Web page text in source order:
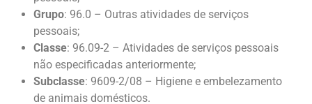
Grupo: 96.0 – Outras atividades de serviços
pessoais;
Classe: 96.09-2 – Atividades de serviços pessoais
não especificadas anteriormente;
Subclasse: 9609-2/08 – Higiene e embelezamento
de animais domésticos.